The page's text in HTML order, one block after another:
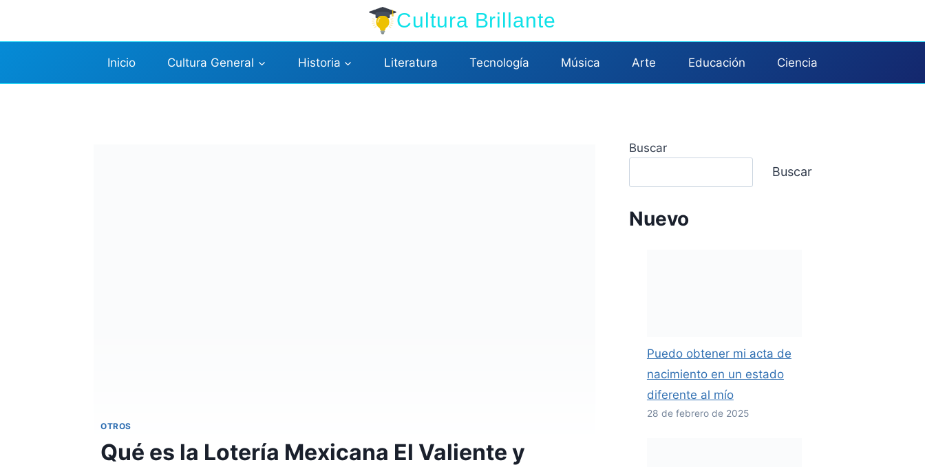
contenido
Cultura Brillante
Inicio Cultura General Historia Literatura Tecnología Música Arte Educación Ciencia
OTROS
Qué es la Lotería Mexicana El Valiente y
Buscar
Buscar
Nuevo
Puedo obtener mi acta de
nacimiento en un estado
diferente al mío
28 de febrero de 2025